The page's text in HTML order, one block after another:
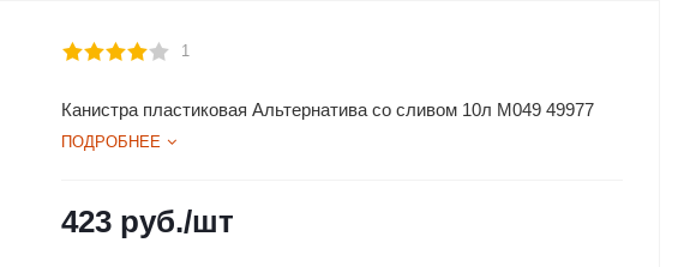
1
Канистра пластиковая Альтернатива со сливом 10л М049 49977
ПОДРОБНЕЕ
423 руб./шт